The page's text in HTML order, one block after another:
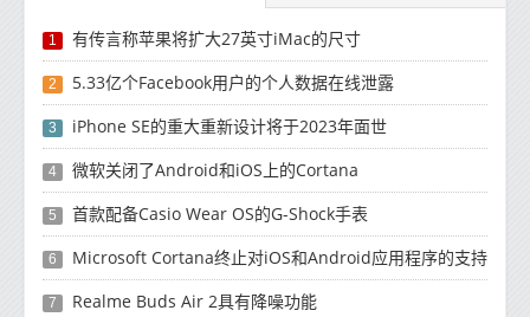
1 有传言称苹果将扩大27英寸iMac的尺寸
2 5.33亿个Facebook用户的个人数据在线泄露
3 iPhone SE的重大重新设计将于2023年面世
4 微软关闭了Android和iOS上的Cortana
5 首款配备Casio Wear OS的G-Shock手表
6 Microsoft Cortana终止对iOS和Android应用程序的支持
7 Realme Buds Air 2具有降噪功能